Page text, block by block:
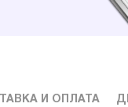
И ОПЛАТА